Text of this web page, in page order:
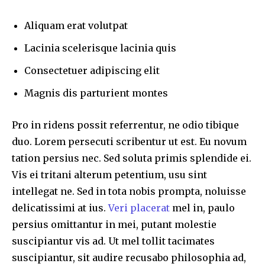
or click the subscribe button below. Don't worry, we respect
safe with us.
Followers Followers Followers
Aliquam erat volutpat
Lacinia scelerisque lacinia quis
Consectetuer adipiscing elit
Magnis dis parturient montes
Pro in ridens possit referrentur, ne odio tibique
duo. Lorem persecuti scribentur ut est. Eu novum
tation persius nec. Sed soluta primis splendide ei.
Vis ei tritani alterum petentium, usu sint
intellegat ne. Sed in tota nobis prompta, noluisse
delicatissimi at ius.Veri placerat mel in, paulo
persius omittantur in mei, putant molestie
suscipiantur vis ad. Ut mel tollit tacimates
suscipiantur, sit audire recusabo philosophia ad,